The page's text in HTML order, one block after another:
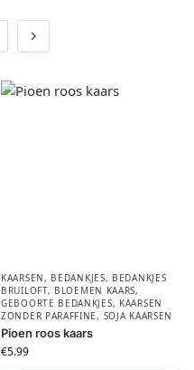
KAARSEN, BEDANKJES, BEDANKJES
BRUILOFT, BLOEMEN KAARS,
GEBOORTE BEDANKJES, KAARSEN
ZONDER PARAFFINE, SOJA KAARSEN
Pioen roos kaars
€5.99